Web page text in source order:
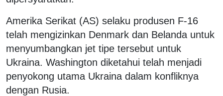
Amerika Serikat (AS) selaku produsen F-16
telah mengizinkan Denmark dan Belanda untuk
menyumbangkan jet tipe tersebut untuk
Ukraina. Washington diketahui telah menjadi
penyokong utama Ukraina dalam konfliknya
dengan Rusia.